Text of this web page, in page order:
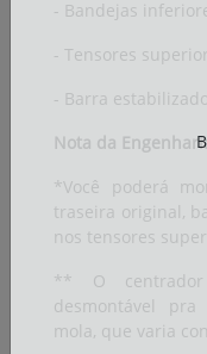
- Bandejas
- Tensores
- Barra
Nota da
*Você poderá
traseira original,
nos tensores
** O
desmontável
mola, que varia